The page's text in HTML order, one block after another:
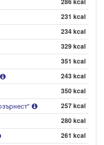
231 kcal
234 kcal
329 kcal
351 kcal
243 kcal
350 kcal
257 kcal
280 kcal
261 kcal